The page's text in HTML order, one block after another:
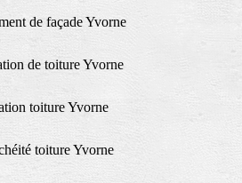
de façade Yvorne
de toiture Yvorne
toiture Yvorne
toiture Yvorne